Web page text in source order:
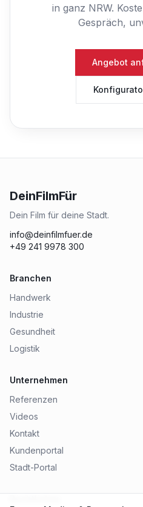
in ganz NRW.
Gespräch,
Angebot
DeinFilmFür
Dein Film für deine Stadt.
info@deinfilmfuer.de
+49 241 9978 300
Branchen
Handwerk
Industrie
Gesundheit
Logistik
Unternehmen
Referenzen
Videos
Kontakt
Kundenportal
Stadt-Portal